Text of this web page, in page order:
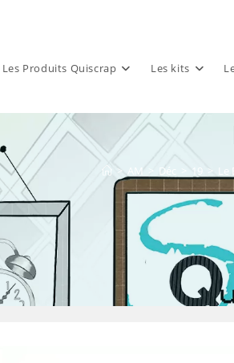
Les Produits Quiscrap Les kits
> AM > Déc 19 > Le